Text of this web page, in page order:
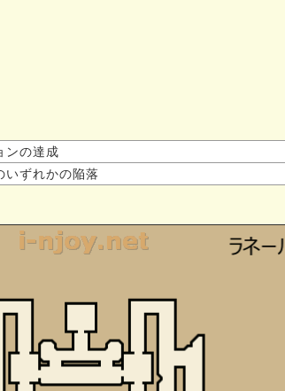
ンの達成
いずれかの陥落